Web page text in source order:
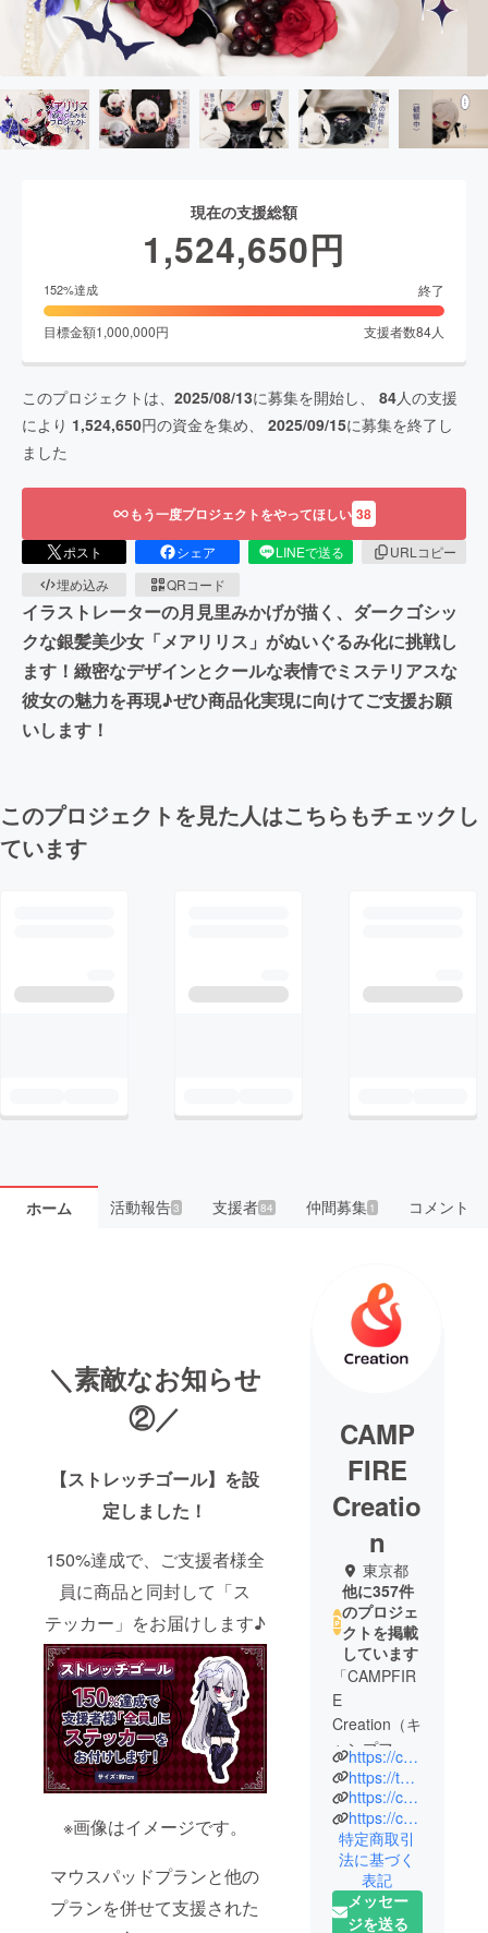
現在の支援総額
1,524,650円
152%達成 終了
目標金額1,000,000円 支援者数84人
このプロジェクトは、 2025/08/13に募集を開始し、 84人の支援
により 1,524,650円の資金を集め、 2025/09/15に募集を終了し
ました
もう一度プロジェクトをやってほしい 38
ポスト シェア LINEで送る
URLコピー
埋め込み
QRコード
イラストレーターの月見里みかげが描く、ダークゴシッ
クな銀髪美少女「メアリリス」がぬいぐるみ化に挑戦し
ます！緻密なデザインとクールな表情でミステリアスな
彼女の魅力を再現♪ぜひ商品化実現に向けてご支援お願
いします！
このプロジェクトを見た人はこちらもチェックし
ています
ホーム 活動報告3 支援者84 仲間募集 1 コメント
＼素敵なお知らせ
②／
【ストレッチゴール】を設
定しました！
150%達成で、ご支援者様全
員に商品と同封して「ス
テッカー」をお届けします♪
※画像はイメージです。
マウスパッドプランと他の
プランを併せて支援された
CAMP
FIRE
Creatio
n
東京都
他に357件
のプロジェ
クトを掲載
しています
「CAMPFIR
E
Creation（キ
ャンプファ
イヤー クリ
エーショ
ン）」は、
株式会社
CAMPFIRE
の商品企画
チームで
https://camp-fire.jp/creation
https://twitter.com/CF_Creation
https://camp-fire.jp/privacy
https://camp-fire.jp/inquiries
特定商取引
法に基づく
表記
メッセー
ジを送る